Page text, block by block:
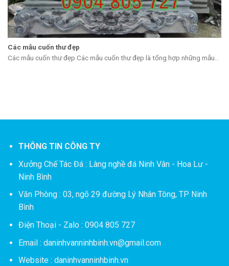
Các mẫu cuốn thư đẹp
Các mẫu cuốn thư đẹp Các mẫu cuốn thư đẹp là tổng hợp những mẫu...
THÔNG TIN CÔNG TY
Xưởng Chế Tác Đá : Làng nghề đá Ninh Vân - Hoa Lư -
Ninh Bình
Văn Phòng : 03, ngõ 29 đường Lý Nhân Tông, TP Ninh
Bình
Điện Thoại - Zalo : 0904 805 727
Email : daninhvanninhbinh.vn@gmail.com
Website : daninhvanninhbinh.vn